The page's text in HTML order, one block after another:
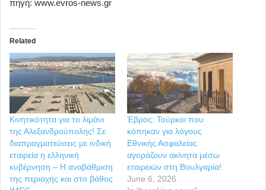
πηγή: www.evros-news.gr
Related
Κινητικότητα για το λιμάνι
της Αλεξανδρούπολης! Σε
διαπραγματεύσεις με ινδική
εταιρεία η ελληνική
κυβέρνηση – Η αναβάθμιση
της περιοχής και στο βάθος
Έβρος: Τούρκοι που
κόπηκαν για λόγους
Εθνικής Ασφαλείας
αγοράζουν ακίνητα μέσω
εταιρειών στη Βουλγαρία!
June 6, 2026